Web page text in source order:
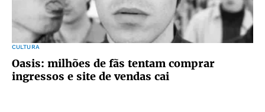
CULTURA
Oasis: milhões de fãs tentam comprar
ingressos e site de vendas cai